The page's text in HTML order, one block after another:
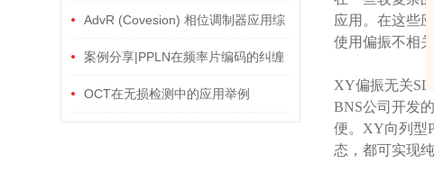
激光微纳加工中的应用
AdvR (Covesion) 相位调制器应用综
合案例分享
案例分享|PPLN在频率片编码的纠缠
量子密钥分发中的应用
OCT在无损检测中的应用举例
应用。在这些
使用偏振不相
XY偏振无关
BNS公司开发
便。XY向列型
态，都可实现